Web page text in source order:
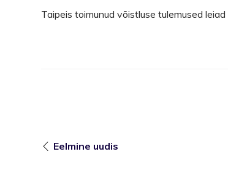
Taipeis toimunud võistluse tulemused leiad
Eelmine uudis